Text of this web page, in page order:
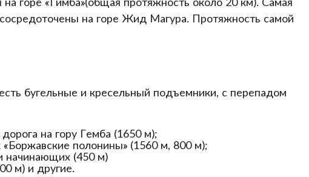
на горе Жид Магура. Протяжность самой
бугельные и кресельный подъемники, с перепадом
на гору Гемба (1650 м);
полонины» (1560 м, 800 м);
начинающих (450 м)
м) и другие.